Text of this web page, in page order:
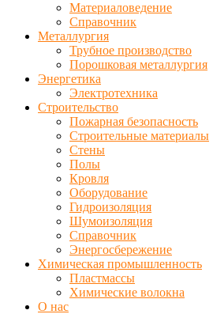
Материаловедение
Справочник
Металлургия
Трубное производство
Порошковая металлургия
Энергетика
Электротехника
Строительство
Пожарная безопасность
Строительные материалы
Стены
Полы
Кровля
Оборудование
Гидроизоляция
Шумоизоляция
Справочник
Энергосбережение
Химическая промышленность
Пластмассы
Химические волокна
О нас